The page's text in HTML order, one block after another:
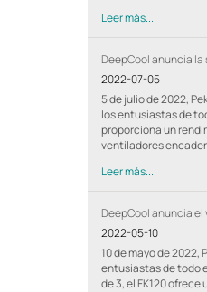
Leer más...
DeepCool anuncia
2022-07-05
5 de julio de 2022,
los entusiastas de
proporciona un
ventiladores
Leer más...
DeepCool anuncia
2022-05-10
10 de mayo de
entusiastas de todo
de 3, el FK120